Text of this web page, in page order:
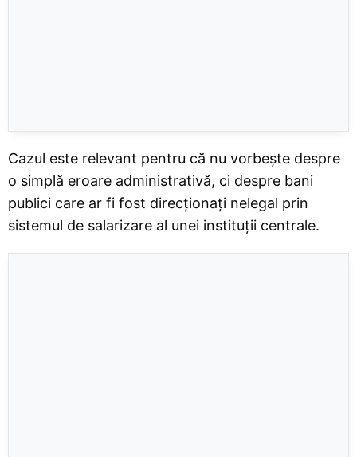
Cazul este relevant pentru că nu vorbește despre
o simplă eroare administrativă, ci despre bani
publici care ar fi fost direcționați nelegal prin
sistemul de salarizare al unei instituții centrale.